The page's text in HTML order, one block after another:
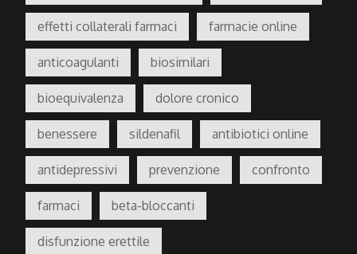
effetti collaterali farmaci farmacie online
anticoagulanti biosimilari
bioequivalenza dolore cronico
benessere sildenafil antibiotici online
antidepressivi prevenzione confronto
farmaci beta-bloccanti
disfunzione erettile